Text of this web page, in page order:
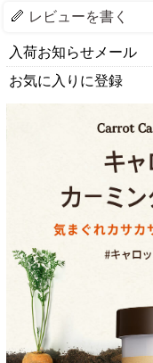
レビューを書く
入荷お知らせメール
お気に入りに登録